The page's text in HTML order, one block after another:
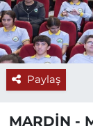
Paylaş
MARDİN -